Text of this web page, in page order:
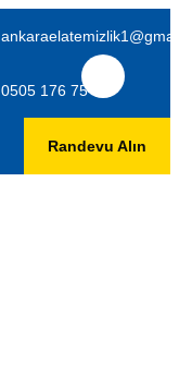
0505 176 75 06
Randevu Alın